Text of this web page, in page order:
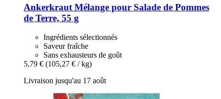
Ankerkraut Mélange pour Salade de Pommes
de Terre, 55 g
Ingrédients sélectionnés
Saveur fraîche
Sans exhausteurs de goût
5,79 € (105,27 € / kg)
Livraison jusqu'au 17 août